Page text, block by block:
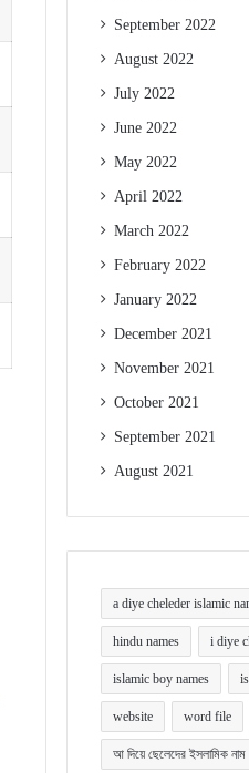
September 2022
August 2022
July 2022
June 2022
May 2022
April 2022
March 2022
February 2022
January 2022
December 2021
November 2021
October 2021
September 2021
August 2021
a diye cheleder islamic
hindu names i diye
islamic boy names
website word file
আ দিয়ে ছেলেদের ইসলামিক নাম